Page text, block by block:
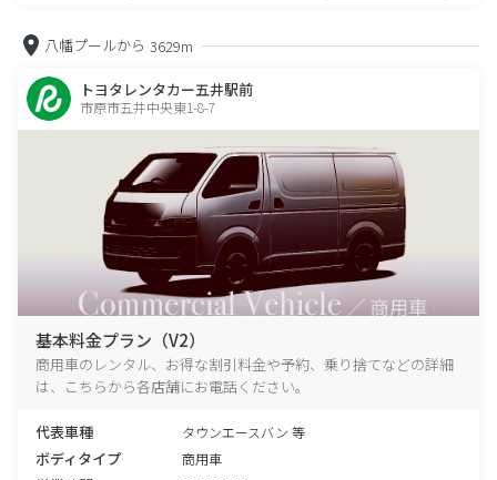
八幡プールから 3629m
トヨタレンタカー五井駅前
市原市五井中央東1-8-7
基本料金プラン（V2）
商用車のレンタル、お得な割引料金や予約、乗り捨てなどの詳細
は、こちらから各店舗にお電話ください。
代表車種 タウンエースバン 等
ボディタイプ 商用車